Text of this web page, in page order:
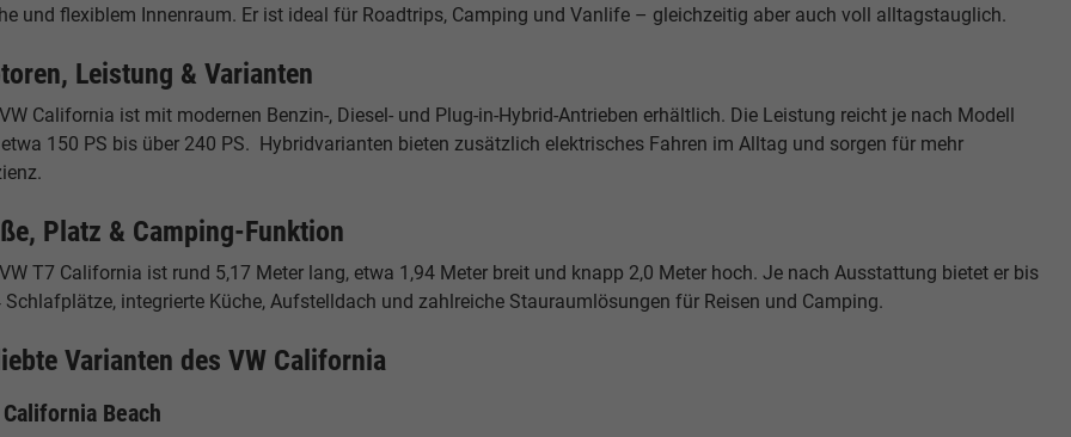
und flexiblem Innenraum. Er ist ideal für Roadtrips, Camping und Vanlife – gleichzeitig aber auch voll alltagstauglich.
Leistung & Varianten
California ist mit modernen Benzin-, Diesel- und Plug-in-Hybrid-Antrieben erhältlich. Die Leistung reicht je nach Modell
150 PS bis über 240 PS. Hybridvarianten bieten zusätzlich elektrisches Fahren im Alltag und sorgen für mehr
Platz & Camping-Funktion
T7 California ist rund 5,17 Meter lang, etwa 1,94 Meter breit und knapp 2,0 Meter hoch. Je nach Ausstattung bietet er bis
Schlafplätze, integrierte Küche, Aufstelldach und zahlreiche Stauraumlösungen für Reisen und Camping.
Varianten des VW California
Beach